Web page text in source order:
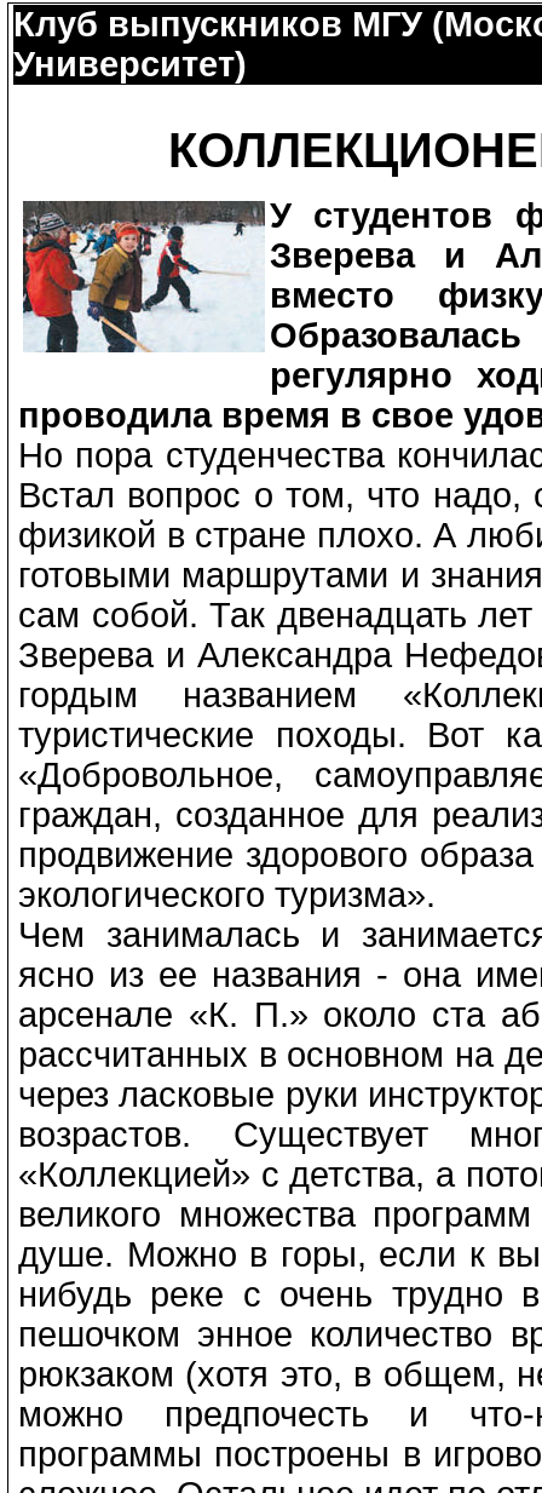
Клуб выпускников МГУ
Университет)
У студентов
Зверева и
вместо
регулярно
проводила время в свое
Но пора студенчества
Встал вопрос о том, что надо,
физикой в стране плохо. А
готовыми маршрутами и
сам собой. Так двенадцать
Зверева и Александра
гордым названием
туристические походы. Вот
«Добровольное,
граждан, созданное для
продвижение здорового
экологического туризма».
Чем занималась и
ясно из ее названия - она
арсенале «К. П.» около ста
рассчитанных в основном на
через ласковые руки
возрастов. Существует
«Коллекцией» с детства, а
великого множества
душе. Можно в горы, если к
нибудь реке с очень трудно
пешочком энное количество
рюкзаком (хотя это, в общем,
можно предпочесть и
программы построены в